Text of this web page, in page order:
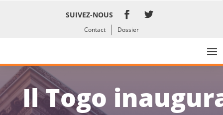
SUIVEZ-NOUS
Contact Dossier
Il Togo